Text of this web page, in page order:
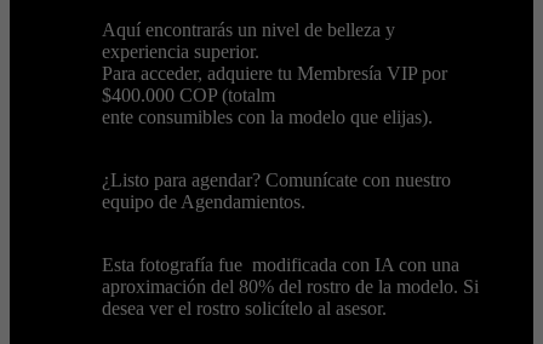
Aquí encontrarás un nivel de belleza y
experiencia superior.
Para acceder, adquiere tu Membresía VIP por
$400.000 COP (totalm
ente consumibles con la modelo que elijas).
¿Listo para agendar? Comunícate con nuestro
equipo de Agendamientos.
Esta fotografía fue modificada con IA con una
aproximación del 80% del rostro de la modelo. Si
desea ver el rostro solicítelo al asesor.